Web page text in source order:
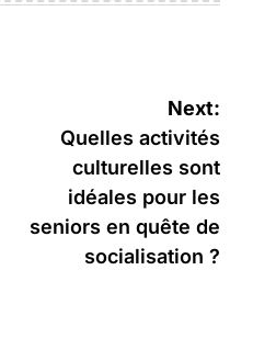
Next:
Quelles activités
culturelles sont
idéales pour les
seniors en quête de
socialisation ?